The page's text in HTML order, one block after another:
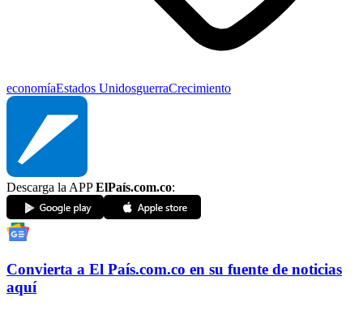
economíaEstados UnidosguerraCrecimiento
Descarga la APPElPaís.com.co:
Convierta a El País.com.co en su fuente de noticias
aquí